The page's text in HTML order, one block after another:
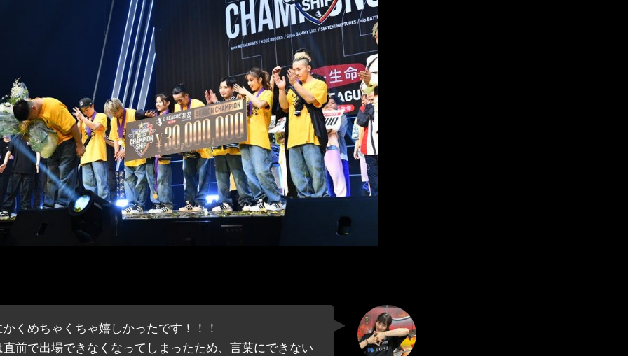
くめちゃくちゃ嬉しかったです！！！
前で出場できなくなってしまったため、言葉にできない